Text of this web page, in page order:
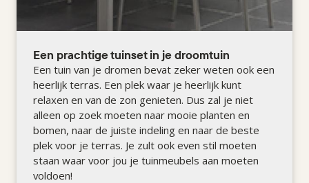
Een prachtige tuinset in je droomtuin
Een tuin van je dromen bevat zeker weten ook een
heerlijk terras. Een plek waar je heerlijk kunt
relaxen en van de zon genieten. Dus zal je niet
alleen op zoek moeten naar mooie planten en
bomen, naar de juiste indeling en naar de beste
plek voor je terras. Je zult ook even stil moeten
staan waar voor jou je tuinmeubels aan moeten
voldoen!